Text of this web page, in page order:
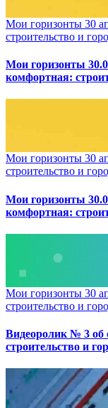
Мои горизонты 30
строительство и
Мои горизонты
комфортная:
Мои горизонты 30
строительство и
Мои горизонты
комфортная:
Мои горизонты 30
строительство и
Видеоролик № 3 об
строительство и